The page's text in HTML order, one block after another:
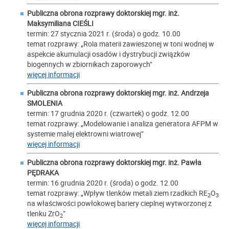
Publiczna obrona rozprawy doktorskiej mgr. inż.
Maksymiliana CIEŚLI
termin: 27 stycznia 2021 r. (środa) o godz. 10.00
temat rozprawy: „Rola materii zawieszonej w toni wodnej w
aspekcie akumulacji osadów i dystrybucji związków
biogennych w zbiornikach zaporowych”
więcej informacji
Publiczna obrona rozprawy doktorskiej mgr. inż. Andrzeja
SMOLENIA
termin: 17 grudnia 2020 r. (czwartek) o godz. 12.00
temat rozprawy: „Modelowanie i analiza generatora AFPM w
systemie małej elektrowni wiatrowej”
więcej informacji
Publiczna obrona rozprawy doktorskiej mgr. inż. Pawła
PĘDRAKA
termin: 16 grudnia 2020 r. (środa) o godz. 12.00
temat rozprawy: „Wpływ tlenków metali ziem rzadkich RE2O3
na właściwości powłokowej bariery cieplnej wytworzonej z
tlenku ZrO2”
więcej informacji